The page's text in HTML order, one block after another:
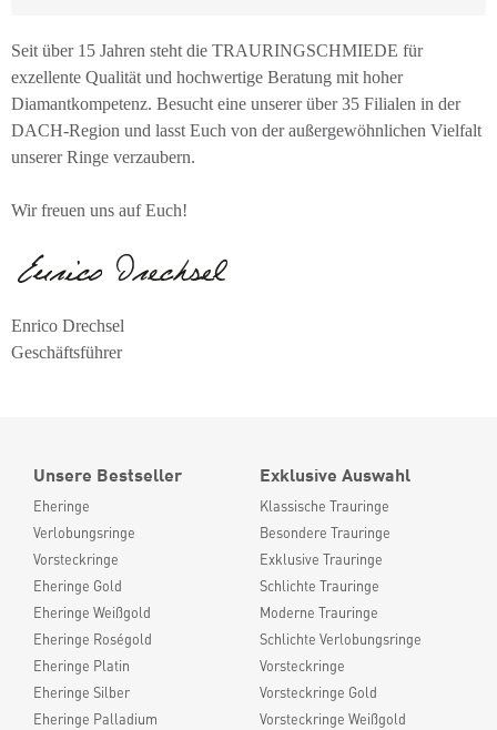
Seit über 15 Jahren steht die TRAURINGSCHMIEDE für
exzellente Qualität und hochwertige Beratung mit hoher
Diamantkompetenz. Besucht eine unserer über 35 Filialen in der
DACH-Region und lasst Euch von der außergewöhnlichen Vielfalt
unserer Ringe verzaubern.
Wir freuen uns auf Euch!
Enrico Drechsel
Geschäftsführer
Unsere Bestseller
Eheringe
Verlobungsringe
Vorsteckringe
Eheringe Gold
Eheringe Weißgold
Eheringe Roségold
Eheringe Platin
Eheringe Silber
Eheringe Palladium
Exklusive Auswahl
Klassische Trauringe
Besondere Trauringe
Exklusive Trauringe
Schlichte Trauringe
Moderne Trauringe
Schlichte Verlobungsringe
Vorsteckringe
Vorsteckringe Gold
Vorsteckringe Weißgold